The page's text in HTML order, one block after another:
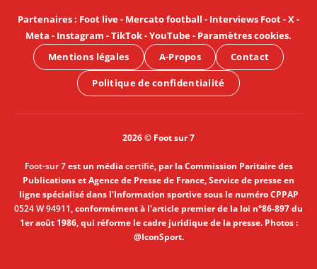
Partenaires: Foot live- Mercato football - Interviews Foot-X-
Meta - Instagram -TikTok-YouTube- Paramètres cookies.
Mentions légales
A-Propos Contact
Politique de confidentialité
2026 © Foot sur 7
Foot-sur 7est un médiacertifié, par la Commission Paritaire des
Publications et Agence de Presse de France, Service de presse en
ligne spécialisé dans l'Information sportive sous le numéro CPPAP
0524 W 94911, conformément à l'article premier de la loi n°86-897 du
1er août 1986, qui réforme le cadre juridique de la presse. Photos :
@IconSport.